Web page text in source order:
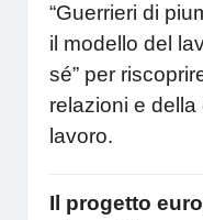
“Guerrieri di
il modello del
sé” per
relazioni e della
lavoro.
Il progetto